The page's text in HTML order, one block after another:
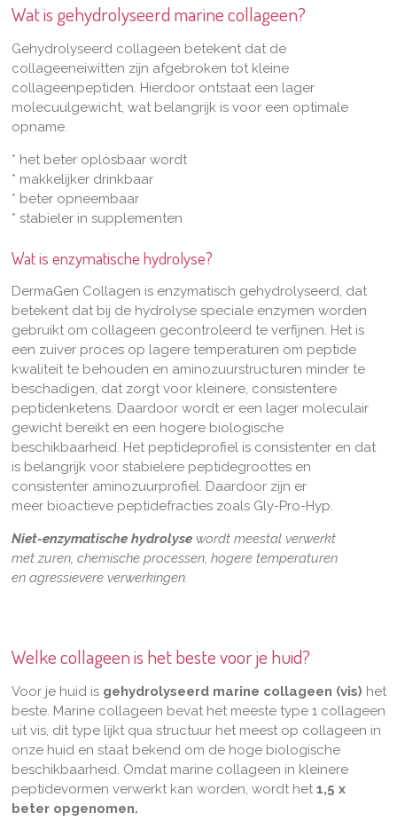
Wat is gehydrolyseerd marine collageen?
Gehydrolyseerd collageen betekent dat de
collageeneiwitten zijn afgebroken tot kleine
collageenpeptiden. Hierdoor ontstaat een lager
molecuulgewicht, wat belangrijk is voor een optimale
opname.
* het beter oplosbaar wordt
* makkelijker drinkbaar
* beter opneembaar
* stabieler in supplementen
Wat is enzymatische hydrolyse?
DermaGen Collagen is enzymatisch gehydrolyseerd, dat
betekent dat bij de hydrolyse speciale enzymen worden
gebruikt om collageen gecontroleerd te verfijnen. Het is
een zuiver proces op lagere temperaturen om peptide
kwaliteit te behouden en aminozuurstructuren minder te
beschadigen, dat zorgt voor kleinere, consistentere
peptidenketens. Daardoor wordt er een lager moleculair
gewicht bereikt en een hogere biologische
beschikbaarheid. Het peptideprofiel is consistenter en dat
is belangrijk voor stabielere peptidegroottes en
consistenter aminozuurprofiel. Daardoor zijn er
meer bioactieve peptidefracties zoals Gly-Pro-Hyp.
Niet-enzymatische hydrolysewordt meestal verwerkt
met zuren, chemische processen, hogere temperaturen
en agressievere verwerkingen.
Welke collageen is het beste voor je huid?
Voor je huid is gehydrolyseerd marine collageen (vis) het
beste. Marine collageen bevat het meeste type 1 collageen
uit vis, dit type lijkt qua structuur het meest op collageen in
onze huid en staat bekend om de hoge biologische
beschikbaarheid. Omdat marine collageen in kleinere
peptidevormen verwerkt kan worden, wordt het1,5 x
beter opgenomen.